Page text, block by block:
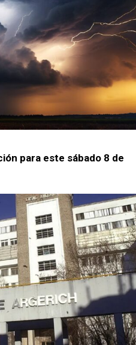
para este sábado 8 de